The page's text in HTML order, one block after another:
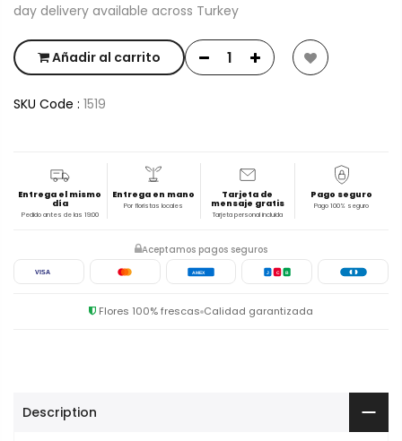
day delivery available across Turkey
Añadir al carrito
SKU Code : 1519
Entrega el mismo
día
Pedido antes de las 19:00
Entrega en mano
Por floristas locales
Tarjeta de
mensaje gratis
Tarjeta personal incluida
Pago seguro
Pago 100% seguro
Aceptamos pagos seguros
VISA AMEX J C B
Flores 100% frescas Calidad garantizada
Description